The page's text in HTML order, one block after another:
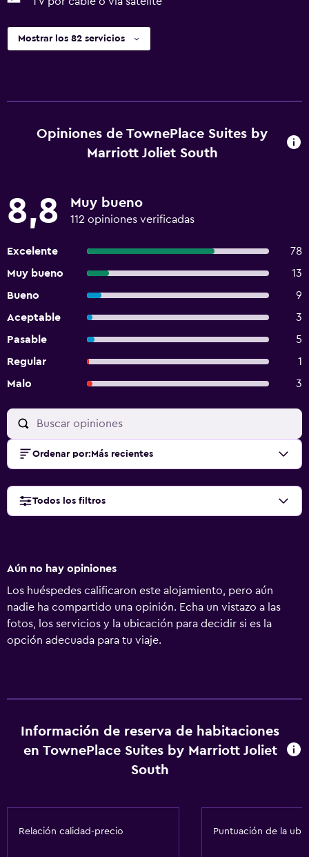
Mostrar los 82 servicios
Opiniones de TownePlace Suites by
Marriott Joliet South
8,8 Muy bueno
112 opiniones verificadas
Excelente
78
Muy bueno
13
Bueno
9
Aceptable
3
Pasable
5
Regular
1
Malo
3
Ordenar por: Más recientes
Todos los filtros
Aún no hay opiniones
Los huéspedes calificaron este alojamiento, pero aún
nadie ha compartido una opinión. Echa un vistazo a las
fotos, los servicios y la ubicación para decidir si es la
opción adecuada para tu viaje.
Información de reserva de habitaciones
en TownePlace Suites by Marriott Joliet
South
Relación calidad-precio Puntuación de la